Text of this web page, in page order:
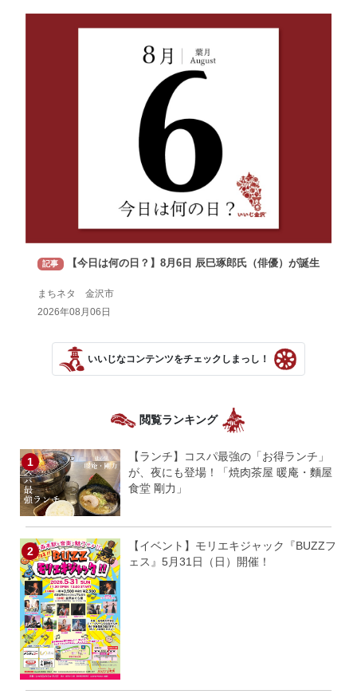
記事 【今日は何の日？】8月6日 辰巳琢郎氏（俳優）が誕生
まちネタ 金沢市
2026年08月06日
いいじなコンテンツをチェックしまっし！
閲覧ランキング
【ランチ】コスパ最強の「お得ランチ」
が、夜にも登場！「焼肉茶屋 暖庵・麵屋
食堂 剛力」
【イベント】モリエキジャック『BUZZフ
ェス』5月31日（日）開催！